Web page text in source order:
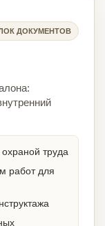
ДОКУМЕНТОВ
труда
работ для